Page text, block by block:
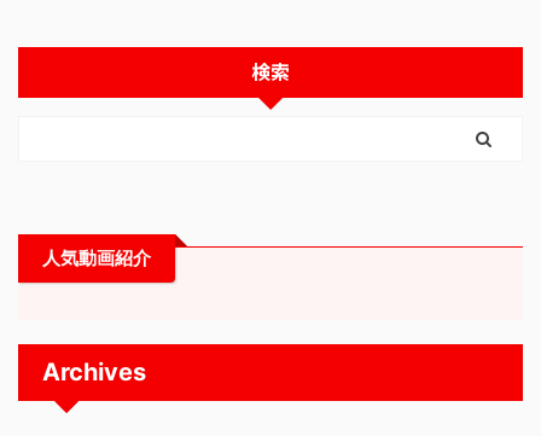
検索
人気動画紹介
Archives